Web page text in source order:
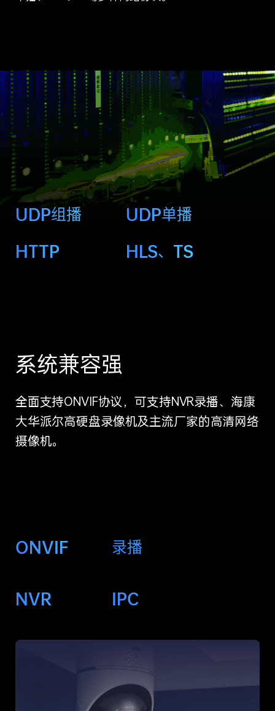
UDP组播 UDP单播
HTTP HLS、TS
系统兼容强
全面支持ONVIF协议，可支持NVR录播、海康
大华派尔高硬盘录像机及主流厂家的高清网络
摄像机。
ONVIF 录播
NVR IPC